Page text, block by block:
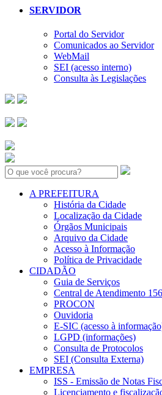
SERVIDOR
Portal do Servidor
Comunicados ao Servidor
WebMail
SEI (acesso interno)
Consulta às Legislações
Search:
A PREFEITURA
História da Cidade
Localização da Cidade
Órgãos Municipais
Arquivo da Cidade
Acesso à Informação
Política de Privacidade
CIDADÃO
Guia de Serviços
Central de Atendimento 156
PROCON
Ouvidoria
E-SIC (acesso à
LGPD (informações)
Consulta de Protocolos
SEI (Consulta Externa)
EMPRESA
ISS - Emissão de Notas
Licenciamento e